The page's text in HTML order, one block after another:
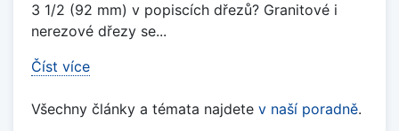
3 1/2 (92 mm) v popiscích dřezů? Granitové i
nerezové dřezy se...
Číst více
Všechny články a témata najdete v naší poradně.